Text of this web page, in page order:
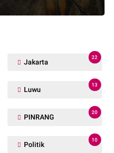
Jakarta
22
Luwu
13
PINRANG
20
Politik
10